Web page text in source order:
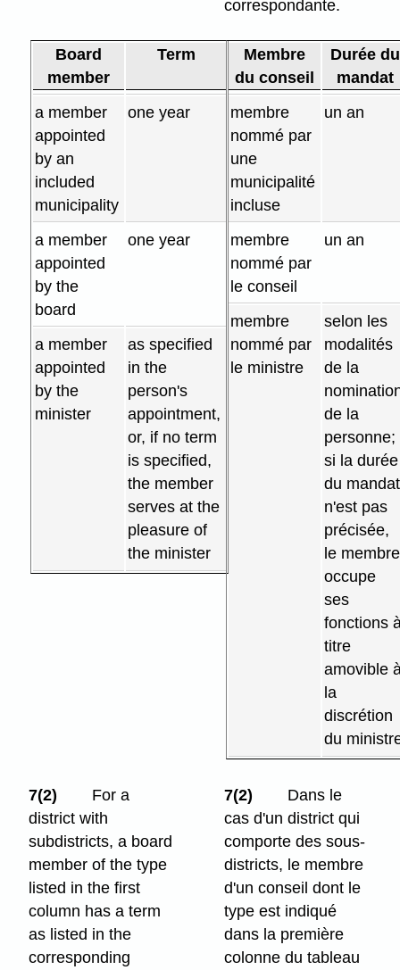
correspondante.
Board
member
Term
a member
appointed
by an
included
municipality
one year
a member
appointed
by the
board
one year
a member
appointed
by the
minister
as specified
in the
person's
appointment,
or, if no term
is specified,
the member
serves at the
pleasure of
the minister
Membre
du conseil
Durée du
mandat
membre
nommé par
une
municipalité
incluse
un an
membre
nommé par
le conseil
un an
membre
nommé par
le ministre
selon les
modalités
de la
de la
personne;
si la durée
du mandat
n'est pas
précisée,
le membre
occupe
ses
fonctions
titre
amovible
la
discrétion
du
7(2)
For a
district with
subdistricts, a board
member of the type
listed in the first
column has a term
as listed in the
corresponding
7(2)
Dans le
cas d'un district qui
comporte des sous-
districts, le membre
d'un conseil dont le
type est indiqué
dans la première
colonne du tableau